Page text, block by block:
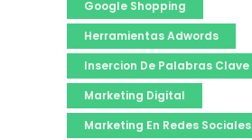
Google Shopping
Herramientas Adwords
Insercion De Palabras Clave
Marketing Digital
Marketing En Redes Sociales